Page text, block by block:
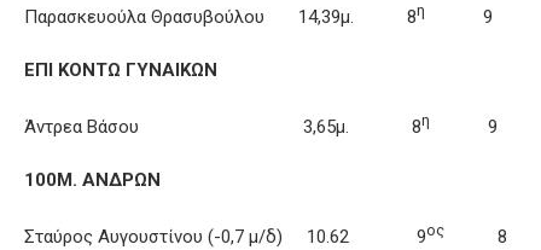
Παρασκευούλα Θρασυβούλου 14,39μ. 8η 9
ΕΠΙ ΚΟΝΤΩ ΓΥΝΑΙΚΩΝ
Άντρεα Βάσου 3,65μ. 8η 9
100Μ. ΑΝΔΡΩΝ
Σταύρος Αυγουστίνου (-0,7 μ/δ) 10.62 9ος 8